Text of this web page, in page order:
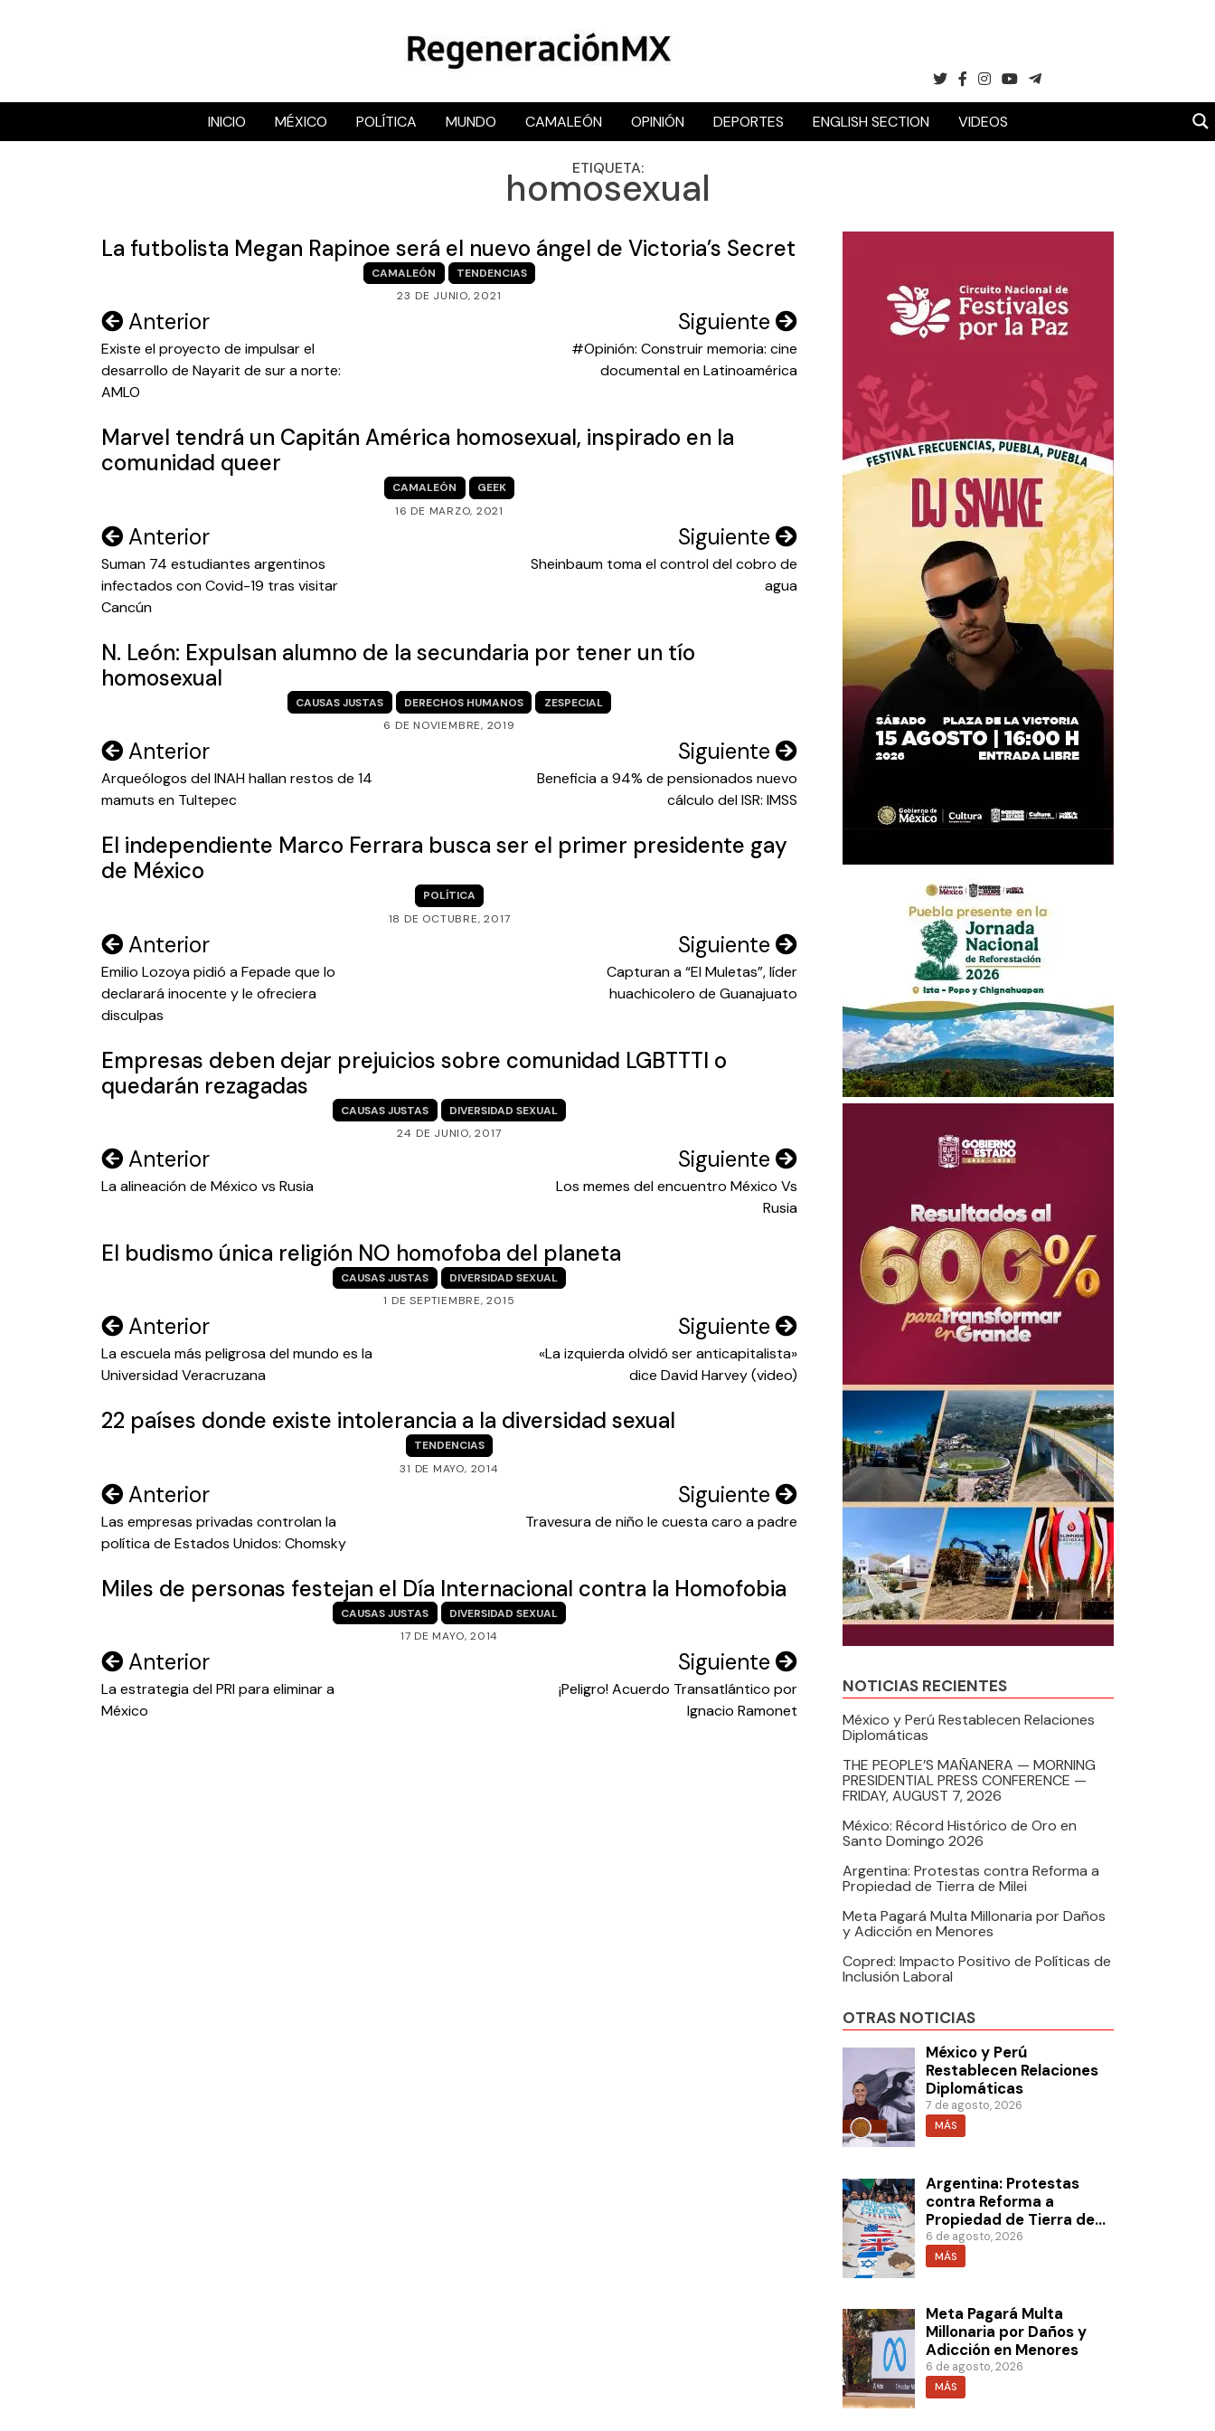
RegeneraciónMX
Sitio de noticias libre e independiente
INICIO MÉXICO POLÍTICA MUNDO CAMALEÓN OPINIÓN DEPORTES ENGLISH SECTION VIDEOS
ETIQUETA:
homosexual
La futbolista Megan Rapinoe será el nuevo ángel de Victoria’s Secret
CAMALEÓN
TENDENCIAS
23 DE JUNIO, 2021
Navegación
de
entradas
Anterior
Existe el proyecto de impulsar el
desarrollo de Nayarit de sur a norte:
AMLO
Siguiente
#Opinión: Construir memoria: cine
documental en Latinoamérica
Marvel tendrá un Capitán América homosexual, inspirado en la
comunidad queer
CAMALEÓN
GEEK
16 DE MARZO, 2021
Navegación
de
entradas
Anterior
Suman 74 estudiantes argentinos
infectados con Covid-19 tras visitar
Cancún
Siguiente
Sheinbaum toma el control del cobro de
agua
N. León: Expulsan alumno de la secundaria por tener un tío
homosexual
CAUSAS JUSTAS DERECHOS HUMANOS
ZESPECIAL
6 DE NOVIEMBRE, 2019
Navegación
de
Anterior
Arqueólogos del INAH hallan restos de 14
mamuts en Tultepec
Siguiente
Beneficia a 94% de pensionados nuevo
cálculo del ISR: IMSS
El independiente Marco Ferrara busca ser el primer presidente gay
de México
POLÍTICA
18 DE OCTUBRE, 2017
Navegación
de
entradas
Anterior
Emilio Lozoya pidió a Fepade que lo
declarará inocente y le ofreciera
disculpas
Siguiente
Capturan a “El Muletas”, líder
huachicolero de Guanajuato
Empresas deben dejar prejuicios sobre comunidad LGBTTTI o
quedarán rezagadas
CAUSAS JUSTAS
DIVERSIDAD SEXUAL
24 DE JUNIO, 2017
Navegación
de
Anterior
La alineación de México vs Rusia
Siguiente
Los memes del encuentro México Vs
Rusia
El budismo única religión NO homofoba del planeta
CAUSAS JUSTAS
DIVERSIDAD SEXUAL
1 DE SEPTIEMBRE, 2015
Navegación
de
Anterior
La escuela más peligrosa del mundo es la
Universidad Veracruzana
Siguiente
«La izquierda olvidó ser anticapitalista»
dice David Harvey (video)
22 países donde existe intolerancia a la diversidad sexual
TENDENCIAS
31 DE MAYO, 2014
Navegación
de
entradas
Anterior
Las empresas privadas controlan la
política de Estados Unidos: Chomsky
Siguiente
Travesura de niño le cuesta caro a padre
Miles de personas festejan el Día Internacional contra la Homofobia
CAUSAS JUSTAS
DIVERSIDAD SEXUAL
17 DE MAYO, 2014
Navegación
de
Anterior
La estrategia del PRI para eliminar a
México
Siguiente
¡Peligro! Acuerdo Transatlántico por
Ignacio Ramonet
NOTICIAS RECIENTES
México y Perú Restablecen Relaciones
Diplomáticas
THE PEOPLE’S MAÑANERA — MORNING
PRESIDENTIAL PRESS CONFERENCE —
FRIDAY, AUGUST 7, 2026
México: Récord Histórico de Oro en
Santo Domingo 2026
Argentina: Protestas contra Reforma a
Propiedad de Tierra de Milei
Meta Pagará Multa Millonaria por Daños
y Adicción en Menores
Copred: Impacto Positivo de Políticas de
Inclusión Laboral
OTRAS NOTICIAS
México y Perú
Restablecen Relaciones
Diplomáticas
7 de agosto, 2026
MÁS
Argentina: Protestas
contra Reforma a
Propiedad de Tierra de
Milei
6 de agosto, 2026
MÁS
Meta Pagará Multa
Millonaria por Daños y
Adicción en Menores
6 de agosto, 2026
MÁS